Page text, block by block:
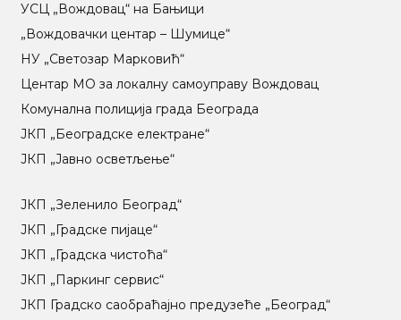
УСЦ „Вождовац“ на Бањици
„Вождовачки центар – Шумице“
НУ „Светозар Марковић“
Центар МO за локалну самоуправу Вождовац
Комунална полиција града Београда
ЈКП „Београдске електране“
ЈКП „Јавно осветљење“
ЈКП „Зеленило Београд“
ЈКП „Градске пијаце“
ЈКП „Градска чистоћа“
ЈКП „Паркинг сервис“
ЈКП Градско саобраћајно предузеће „Београд“